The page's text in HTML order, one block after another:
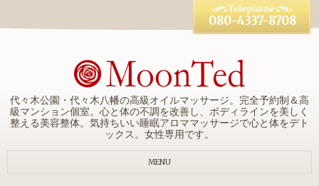
代々木公園・代々木八幡の高級オイルマッサージ。完全予約制＆高
級マンション個室。心と体の不調を改善し、ボディラインを美しく
整える美容整体。気持ちいい睡眠アロママッサージで心と体をデト
ックス。女性専用です。
080-4337-8708
MENU